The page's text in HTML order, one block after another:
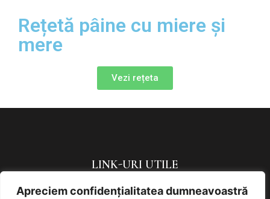
Apreciem confidențialitatea dumneavoastră
Rețetă pâine cu miere și
mere
Vezi rețeta
LINK-URI UTILE
Politica de confidențialitate